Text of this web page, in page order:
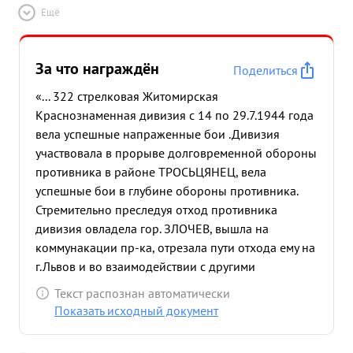
Ещё
За что награждён
Поделиться
«... 322 стрелковая Житомирская
Краснознаменная дивизия с 14 по 29.7.1944 года
вела успешные напраженные бои .Дивизия
участвовала в прорыве долговременной обороны
противника в районе ТРОСЬЦЯНЕЦ, вела
успешные бои в глубине обороны противника.
Стремительно преследуя отход противника
дивизия овладела гор. ЗЛОЧЕВ, вышла на
коммунакации пр-ка, отрезала пути отхода ему на
г.Львов и во взаимодействии с другими
дивизиями корпуса участвовала в уничтожении
Бродской группировки. в последуюм при
Текст распознан автоматически
Показать исходный документ